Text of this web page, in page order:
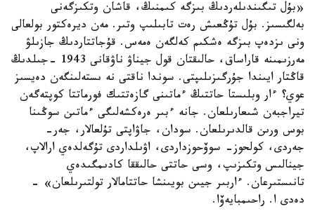
«بۇل تىگىندىلەردىڭ بىزگە كىمنىڭ، قاشان وتكىزگەنى
بەلگىسىز. بۇل تۇڭعىش رەت تابىلىپ وتىر. مەن ديرەكتور بولعالى
ونى ىزدەپ بىزگە ەشكىم كەلگەن ەمەس. قۇجاتتاردىڭ جازىلۋ
مەرزىمىنە قاراساق، حالىقتان قول جيناۋ ناۋقانى 1943 -جىلدىڭ
قاڭتار ايىندا جۇرگىزىلىپتى. سوندا ناقتى نە ىستەلىنگەن دەيسىز
عوي؟ ءار وبلىستا حاتتىڭ ءماتىنى گازەتتىك فورماتتا كوپتەگەن
تيراجبەن شىعارىلعان. جانە ءبىر ەرەكشەلىگى ءماتىن سوڭىنا
بوس ورىن قالدىرىلعان. سودان، جاۋاپتى تۇلعالار، جەر-
جەردى، كولحوز- سوۆحوزداردى، اۋىلداردى تۇگەلدەي ارالاپ،
جينالىس وتكىزىپ، وسى حاتتى حالىققا كادىمگىدەي
تانىستىرعان. ءاربىر جيىن بويىنشا حاتتامالار تولتىرىلعان» -
دەدى ا. راحىمبايەۆا.